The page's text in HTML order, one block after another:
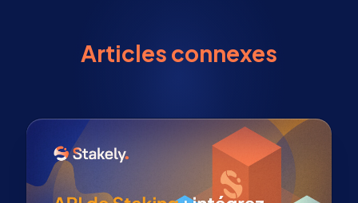
Articles connexes